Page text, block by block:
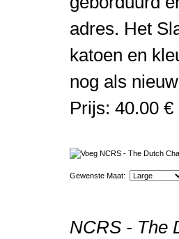
adres. Het
katoen en
nog als
Prijs: 40.00
Gewenste Maat:
NCRS - The